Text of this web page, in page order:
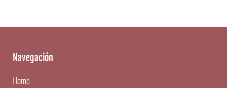
Navegación
Home